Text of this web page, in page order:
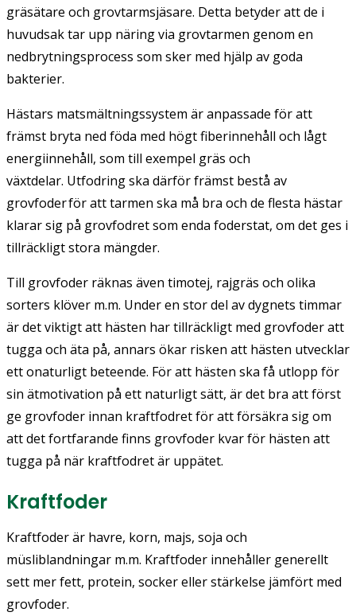
gräsätare och grovtarmsjäsare. Detta betyder att de i
huvudsak tar upp näring via grovtarmen genom en
nedbrytningsprocess som sker med hjälp av goda
bakterier.
Hästars matsmältningssystem är anpassade för att
främst bryta ned föda med högt fiberinnehåll och lågt
energiinnehåll, som till exempel gräs och
växtdelar. Utfodring ska därför främst bestå av
grovfoder för att tarmen ska må bra och de flesta hästar
klarar sig på grovfodret som enda foderstat, om det ges i
tillräckligt stora mängder.
Till grovfoder räknas även timotej, rajgräs och olika
sorters klöver m.m. Under en stor del av dygnets timmar
är det viktigt att hästen har tillräckligt med grovfoder att
tugga och äta på, annars ökar risken att hästen utvecklar
ett onaturligt beteende. För att hästen ska få utlopp för
sin ätmotivation på ett naturligt sätt, är det bra att först
ge grovfoder innan kraftfodret för att försäkra sig om
att det fortfarande finns grovfoder kvar för hästen att
tugga på när kraftfodret är uppätet.
Kraftfoder
Kraftfoder är havre, korn, majs, soja och
müsliblandningar m.m. Kraftfoder innehåller generellt
sett mer fett, protein, socker eller stärkelse jämfört med
grovfoder.